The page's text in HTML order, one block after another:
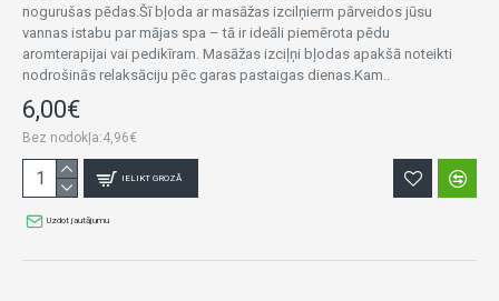
nogurušas pēdas.Šī bļoda ar masāžas izcilņierm pārveidos jūsu
vannas istabu par mājas spa – tā ir ideāli piemērota pēdu
aromterapijai vai pedikīram. Masāžas izciļņi bļodas apakšā noteikti
nodrošinās relaksāciju pēc garas pastaigas dienas.Kam..
6,00€
Bez nodokļa:4,96€
IELIKT GROZĀ
Uzdot jautājumu